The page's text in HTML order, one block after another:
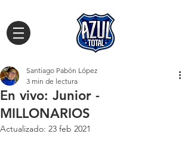
En vivo: Junior -
MILLONARIOS
Santiago Pabón López
3 min de lectura
Actualizado: 23 feb 2021